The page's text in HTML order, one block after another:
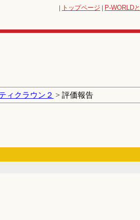
| トップページ | P-WORLD
ィクラウン２ > 評価報告